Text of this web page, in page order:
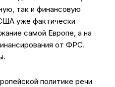
так и финансовую
уже фактически
самой Европе, а на
от ФРС.
политике речи